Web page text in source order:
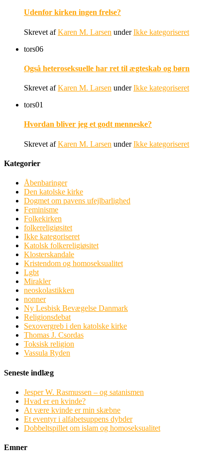
Udenfor kirken ingen frelse?
Skrevet afKaren M. Larsen underIkke kategoriseret
tors06
Også heteroseksuelle har ret til ægteskab og børn
Skrevet afKaren M. Larsen underIkke kategoriseret
tors01
Hvordan bliver jeg et godt menneske?
Skrevet afKaren M. Larsen underIkke kategoriseret
Kategorier
Åbenbaringer
Den katolske kirke
Dogmet om pavens ufejlbarlighed
Feminisme
Folkekirken
folkereligiøsitet
Ikke kategoriseret
Katolsk folkereligiøsitet
Klosterskandale
Kristendom og homoseksualitet
Lgbt
Mirakler
neoskolastikken
nonner
Ny Lesbisk Bevægelse Danmark
Religionsdebat
Sexovergreb i den katolske kirke
Thomas J. Csordas
Toksisk religion
Vassula Ryden
Seneste indlæg
Jesper W. Rasmussen – og satanismen
Hvad er en kvinde?
At være kvinde er min skæbne
Et eventyr i alfabetsuppens dybder
Dobbeltspillet om islam og homoseksualitet
Emner